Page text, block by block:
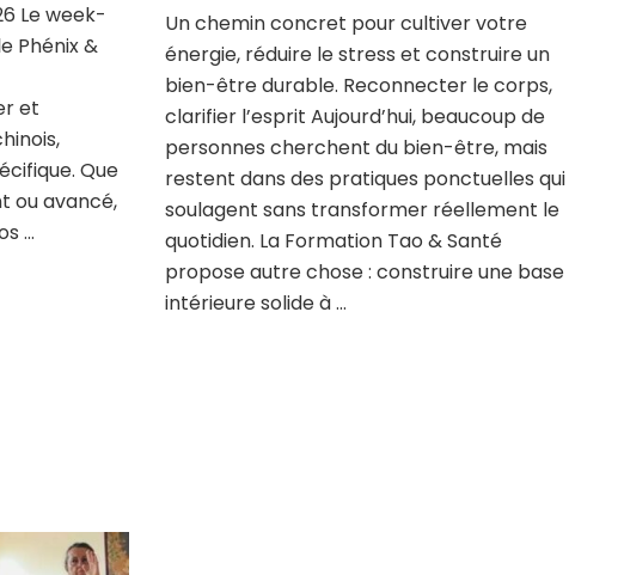
Le week-
Phénix &
et
Que
ou avancé,
…
Un chemin concret pour cultiver votre
énergie, réduire le stress et construire un
bien-être durable. Reconnecter le corps,
clarifier l’esprit Aujourd’hui, beaucoup de
personnes cherchent du bien-être, mais
restent dans des pratiques ponctuelles qui
soulagent sans transformer réellement le
quotidien. La Formation Tao & Santé
propose autre chose : construire une base
intérieure solide à …